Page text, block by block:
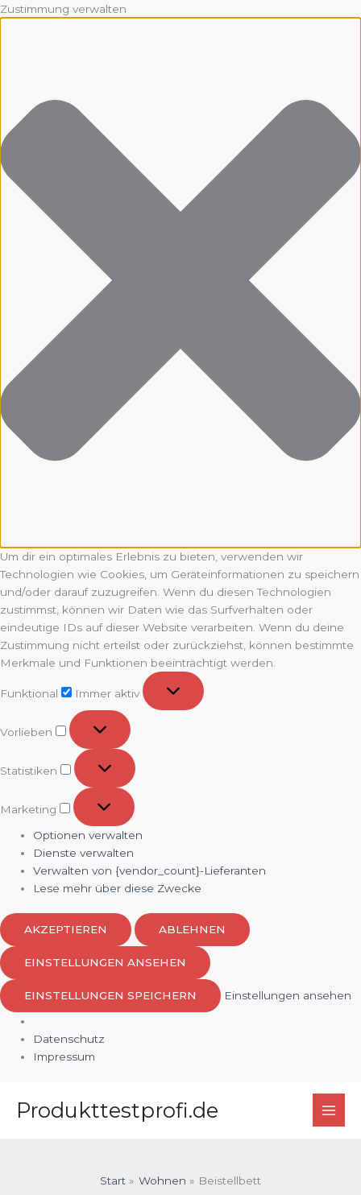
Zustimmung verwalten
Um dir ein optimales Erlebnis zu bieten, verwenden wir
Technologien wie Cookies, um Geräteinformationen zu speichern
und/oder darauf zuzugreifen. Wenn du diesen Technologien
zustimmst, können wir Daten wie das Surfverhalten oder
eindeutige IDs auf dieser Website verarbeiten. Wenn du deine
Zustimmung nicht erteilst oder zurückziehst, können bestimmte
Merkmale und Funktionen beeinträchtigt werden.
Funktional
Immer aktiv
Vorlieben
Vorlieben
Statistiken
Statistiken
Marketing
Marketing
Optionen verwalten
Dienste verwalten
Verwalten von {vendor_count}-Lieferanten
Lese mehr über diese Zwecke
AKZEPTIEREN ABLEHNEN
EINSTELLUNGEN ANSEHEN
EINSTELLUNGEN SPEICHERN Einstellungen ansehen
Datenschutz
Impressum
InhaltProdukttestprofi.de
Start Wohnen Beistellbett